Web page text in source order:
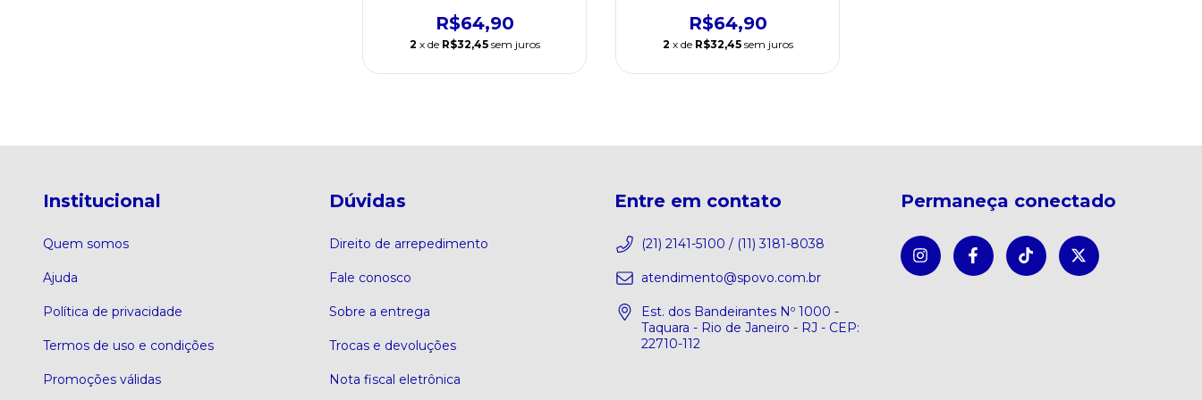
R$64,90
2 x de R$32,45 sem juros
R$64,90
2 x de R$32,45 sem juros
Institucional
Quem somos
Ajuda
Política de privacidade
Termos de uso e condições
Promoções válidas
Dúvidas
Direito de arrepedimento
Fale conosco
Sobre a entrega
Trocas e devoluções
Nota fiscal eletrônica
Entre em contato
(21) 2141-5100 / (11) 3181-8038
atendimento@spovo.com.br
Est. dos Bandeirantes Nº 1000 -
Taquara - Rio de Janeiro - RJ - CEP:
22710-112
Permaneça conectado